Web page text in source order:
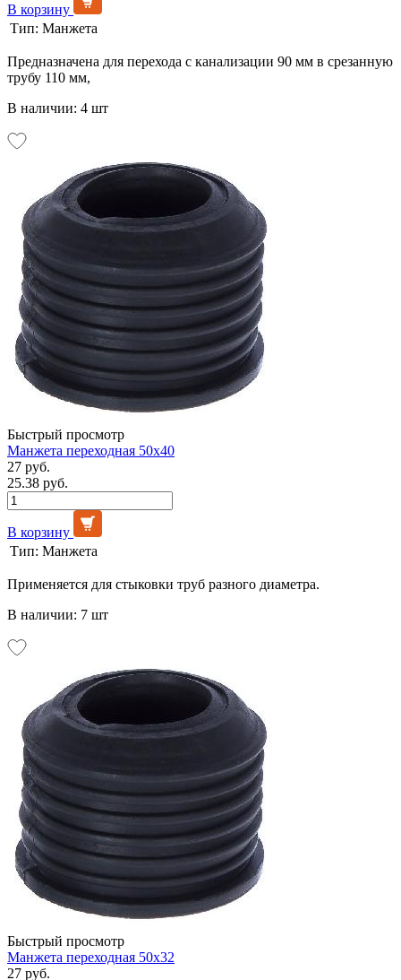
В корзину
Тип: Манжета
Предназначена для перехода с канализации 90 мм в срезанную
трубу 110 мм,
В наличии: 4 шт
Быстрый просмотр
Манжета переходная 50х40
27 руб.
25.38 руб.
В корзину
Тип: Манжета
Применяется для стыковки труб разного диаметра.
В наличии: 7 шт
Быстрый просмотр
Манжета переходная 50х32
27 руб.